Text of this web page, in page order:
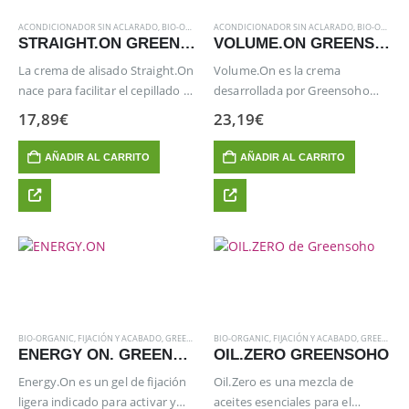
ACONDICIONADOR SIN ACLARADO, BIO-ORGANIC ,FIJACIÓN Y ACABADO, GREENSOHO,
STRAIGHT.ON GREENSOHO
La crema de alisado Straight.On
nace para facilitar el cepillado y
controlar todo tipo de cabellos,
incluso los más rebeldes. Su
elaborada fórmula, incorpora
protección térmica,
imprescindible para lograr los…
17,89€
AÑADIR AL CARRITO
ACONDICIONADOR SIN ACLARADO, BIO-ORGANIC
VOLUME.ON GREENSOHO
Volume.On es la crema
desarrollada por Greensoho
para crear un efecto de mayor
cuerpo y densidad en los
cabellos más finos. Su exclusiva
fórmula con té verde,
proporciona al cabello…
23,19€
AÑADIR AL CARRITO
BIO-ORGANIC, FIJACIÓN Y ACABADO,GREENSOHO ,MÉTODO CURLY GIRL, PELUQUERIA,STYLING
ENERGY ON. GREENSOHO
Energy.On es un gel de fijación
ligera indicado para activar y
BIO-ORGANIC, FIJACIÓN Y ACABADO,GREENSOHO
OIL.ZERO GREENSOHO
Oil.Zero es una mezcla de
aceites esenciales para el